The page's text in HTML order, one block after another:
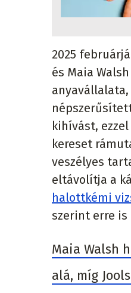
2025
és Maia
kihívást,
kereset
veszélyes
eltávolítja a
halottkémi
szerint erre is
Maia Walsh
alá, míg